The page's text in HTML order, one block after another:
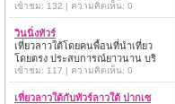
เข้าชม: 132 | ความคิดเห็น: 0
วินนิ่งทัวร์
เที่ยวลาวใต้โดยคนพื้อนที่นำเที่ยว
โดยตรง ประสบการณ์ยาวนาน บริ
เข้าชม: 117 | ความคิดเห็น: 0
เที่ยวลาวใต้กับทัวร์ลาวใต้ ปากเซ